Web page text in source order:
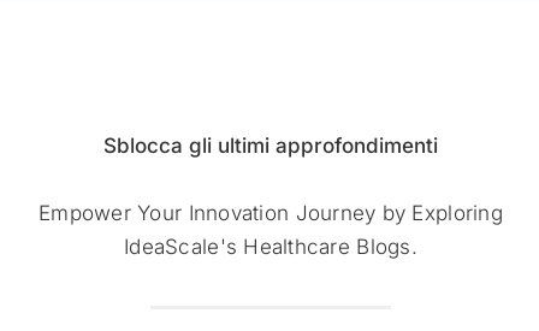
Sblocca gli ultimi approfondimenti
Empower Your Innovation Journey by Exploring
IdeaScale's Healthcare Blogs.